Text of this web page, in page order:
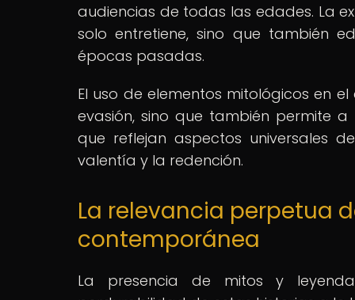
audiencias de todas las edades. La
solo entretiene, sino que también
épocas pasadas.
El uso de elementos mitológicos en
evasión, sino que también permite
que reflejan aspectos universales
valentía y la redención.
La relevancia perpetua
contemporánea
La presencia de mitos y